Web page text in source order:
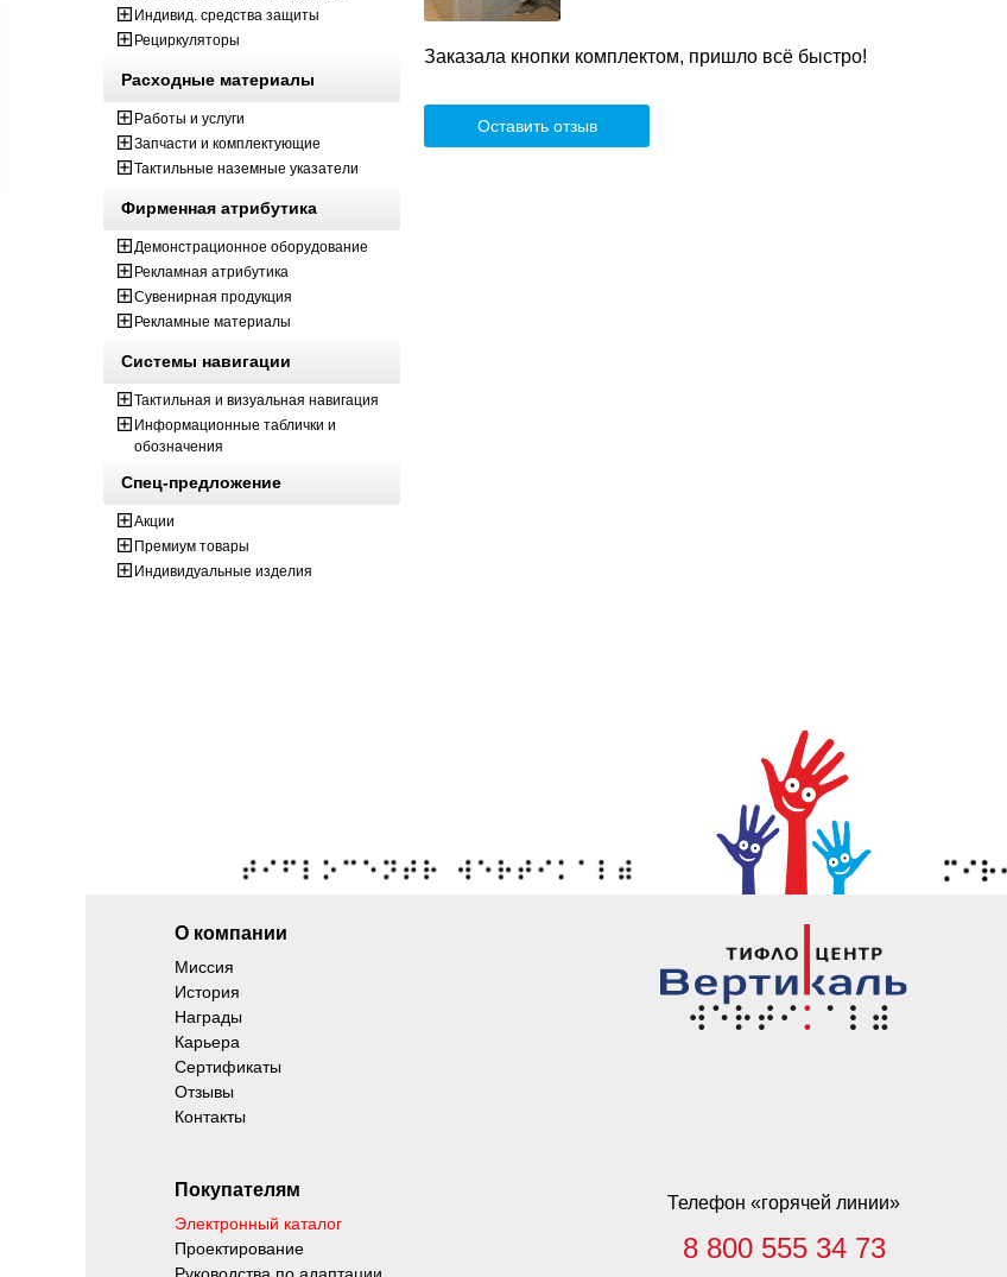
Заказала кнопки комплектом, пришло всё быстро!
Оставить отзыв
Индивид. средства защиты
Рециркуляторы
Расходные материалы
Работы и услуги
Запчасти и комплектующие
Тактильные наземные указатели
Фирменная атрибутика
Демонстрационное оборудование
Рекламная атрибутика
Сувенирная продукция
Рекламные материалы
Системы навигации
Тактильная и визуальная навигация
Информационные таблички и
обозначения
Спец-предложение
Акции
Премиум товары
Индивидуальные изделия
О компании
Миссия
История
Награды
Карьера
Сертификаты
Отзывы
Контакты
Покупателям
Электронный каталог
Проектирование
Телефон «горячей линии»
8 800 555 34 73